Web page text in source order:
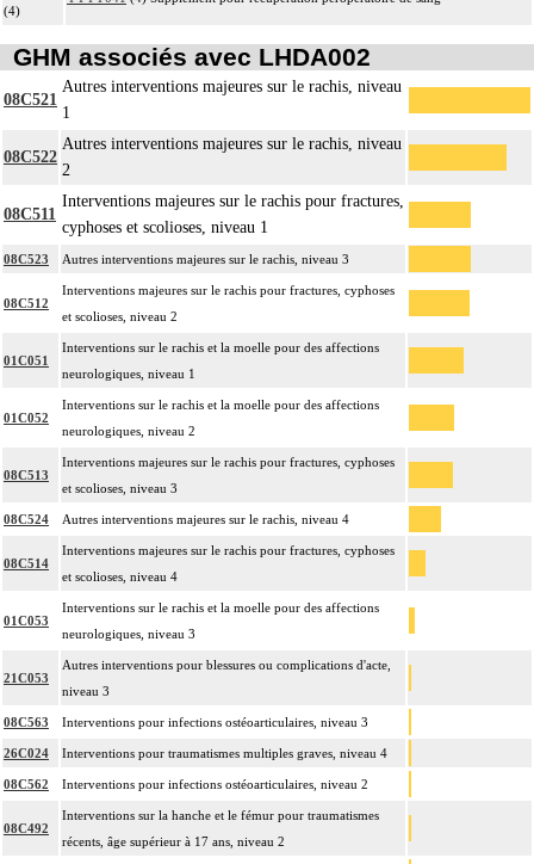
(4)
GHM associés avec LHDA002
08C521
Autres interventions majeures sur le rachis, niveau
1
08C522
Autres interventions majeures sur le rachis, niveau
2
08C511
Interventions majeures sur le rachis pour fractures,
cyphoses et scolioses, niveau 1
08C523 Autres interventions majeures sur le rachis, niveau 3
08C512
Interventions majeures sur le rachis pour fractures, cyphoses
et scolioses, niveau 2
01C051
Interventions sur le rachis et la moelle pour des affections
neurologiques, niveau 1
01C052
Interventions sur le rachis et la moelle pour des affections
neurologiques, niveau 2
08C513
Interventions majeures sur le rachis pour fractures, cyphoses
et scolioses, niveau 3
08C524 Autres interventions majeures sur le rachis, niveau 4
08C514
Interventions majeures sur le rachis pour fractures, cyphoses
et scolioses, niveau 4
01C053
Interventions sur le rachis et la moelle pour des affections
neurologiques, niveau 3
21C053
Autres interventions pour blessures ou complications d'acte,
niveau 3
08C563 Interventions pour infections ostéoarticulaires, niveau 3
26C024 Interventions pour traumatismes multiples graves, niveau 4
08C562 Interventions pour infections ostéoarticulaires, niveau 2
08C492
Interventions sur la hanche et le fémur pour traumatismes
récents, âge supérieur à 17 ans, niveau 2